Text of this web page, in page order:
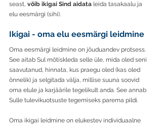
seast, võib ikigai Sind aidata leida tasakaalu ja
elu eesmärgi (sihi).
Ikigai - oma elu eesmärgi leidmine
Oma eesmärgi leidmine on jõuduandev protsess.
See aitab Sul mõtiskleda selle üle, mida oled seni
saavutanud, hinnata, kus praegu oled (kas oled
õnnelik) ja selgitada välja, millise suuna soovid
oma elule ja karjäärile tegelikult anda. See annab
Sulle tulevikuotsuste tegemiseks parema pildi.
Oma ikigai leidmine on elukestev individuaalne